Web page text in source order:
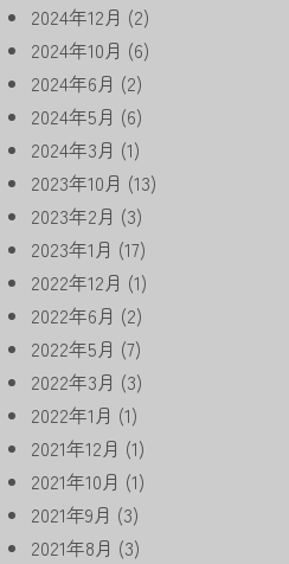
2024年12月 (2)
2024年10月 (6)
2024年6月 (2)
2024年5月 (6)
2024年3月 (1)
2023年10月 (13)
2023年2月 (3)
2023年1月 (17)
2022年12月 (1)
2022年6月 (2)
2022年5月 (7)
2022年3月 (3)
2022年1月 (1)
2021年12月 (1)
2021年10月 (1)
2021年9月 (3)
2021年8月 (3)